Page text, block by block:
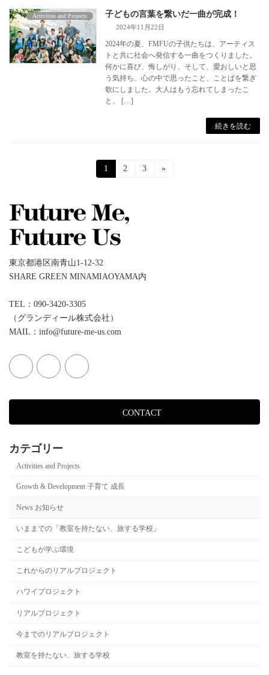
Activities and Projects 子どもの言葉を繋いだ一曲が完成！
2024年11月22日
2024年の夏、FMFUの子供たちは、アーティス
トと共に社会へ発信する一曲をつくりました。
何かに喜び、悔しがり、そして、愛おしいと思
う気持ち、心の中で思ったこと、ことばを繋ぎ
歌にしました。大人はもう忘れてしまったこ
と、 […]
続きを読む
の
ペ
ジ
り
固
定
ジ
1
固
ジ
2
固
3 »
東京都港区南青山1-12-32
SHARE GREEN MINAMIAOYAMA内
TEL：090-3420-3305
（グランディール株式会社）
MAIL：info@future-me-us.com
CONTACT
カテゴリー
Activities and Projects
Growth & Development 子育て 成長
News お知らせ
いままでの「教室を持たない、旅する学校」
こどもが学ぶ環境
これからのリアルプロジェクト
ハワイプロジェクト
リアルプロジェクト
今までのリアルプロジェクト
教室を持たない、旅する学校